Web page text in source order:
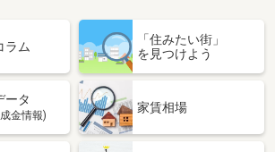
ラム
「住みたい街」
を見つけよう
ータ
金情報)
家賃相場